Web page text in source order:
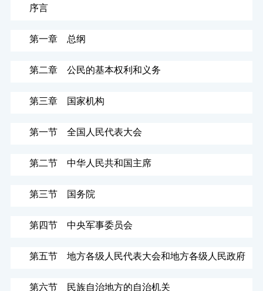
序言
第一章 总纲
第二章 公民的基本权利和义务
第三章 国家机构
第一节 全国人民代表大会
第二节 中华人民共和国主席
第三节 国务院
第四节 中央军事委员会
第五节 地方各级人民代表大会和地方各级人民政府
第六节 民族自治地方的自治机关